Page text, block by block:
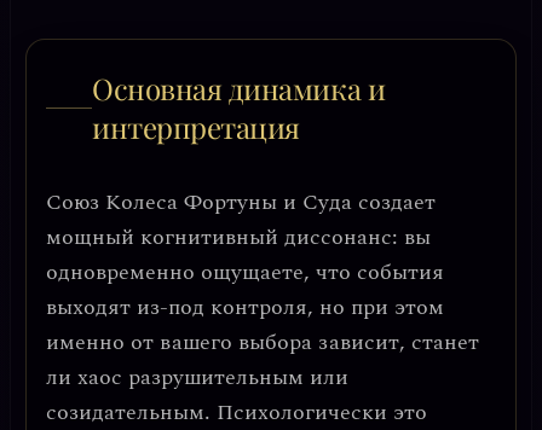
Основная динамика и
интерпретация
Союз Колеса Фортуны и Суда создает
мощный когнитивный диссонанс: вы
одновременно ощущаете, что события
выходят из-под контроля, но при этом
именно от вашего выбора зависит, станет
ли хаос разрушительным или
созидательным. Психологически это